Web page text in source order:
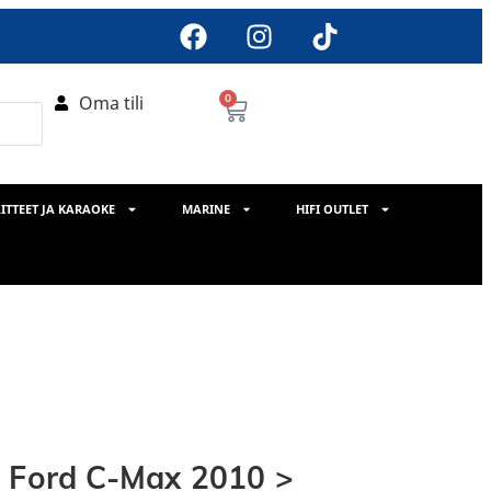
Oma tili 0
JA KARAOKE MARINE HIFI OUTLET
C-Max 2010 >